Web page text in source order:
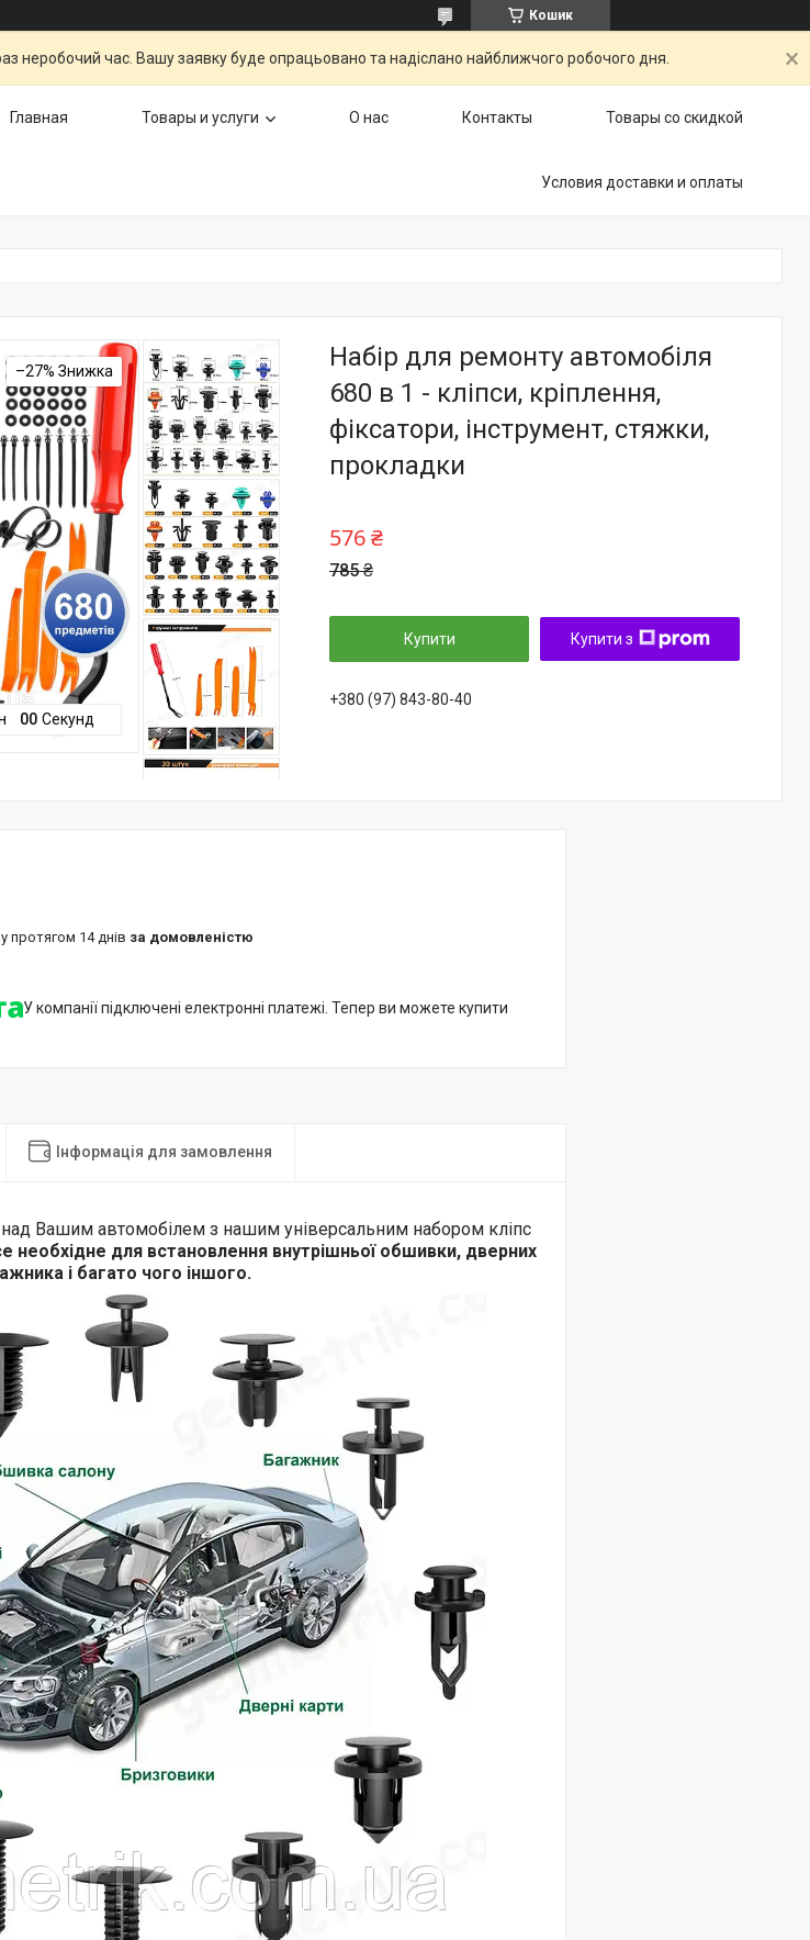
Кошик
неробочий час. Вашу заявку буде опрацьовано та надіслано найближчого робочого дня.
Главная Товары и услуги О нас Контакты Товары со скидкой
Условия доставки и оплаты
–27%
00 Секунд
Набір для ремонту автомобіля
680 в 1 - кліпси, кріплення,
фіксатори, інструмент, стяжки,
прокладки
785 ₴
576 ₴
Купити Купити з
+380 (97) 843-80-40
протягом 14 днів за домовленістю
У компанії підключені електронні платежі. Тепер ви можете купити
Інформація для замовлення
над Вашим автомобілем з нашим універсальним набором кліпс
необхідне для встановлення внутрішньої обшивки, дверних
і багато чого іншого.